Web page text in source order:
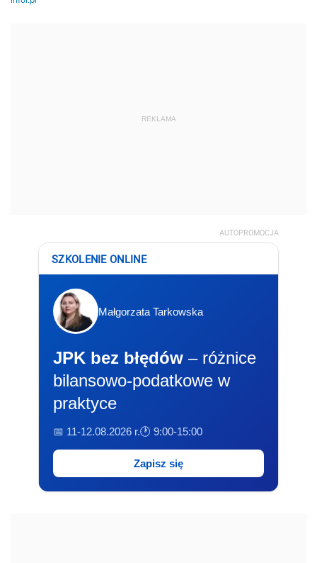
REKLAMA
AUTOPROMOCJA
SZKOLENIE ONLINE
Małgorzata Tarkowska
JPK bez błędów – różnice
bilansowo-podatkowe w
praktyce
📅 11-12.08.2026 r.🕐 9:00-15:00
Zapisz się